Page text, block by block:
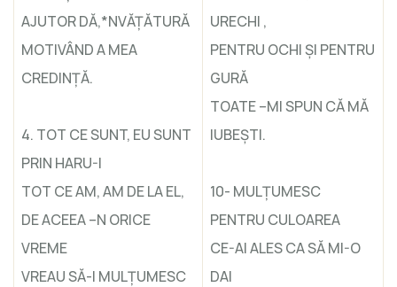
AJUTOR DĂ,*NVĂŢĂTURĂ
MOTIVÂND A MEA
CREDINŢĂ.
4. TOT CE SUNT, EU SUNT
PRIN HARU-I
TOT CE AM, AM DE LA EL,
DE ACEEA –N ORICE
VREME
VREAU SĂ-I MULŢUMESC
URECHI ,
PENTRU OCHI ŞI PENTRU
GURĂ
TOATE –MI SPUN CĂ MĂ
IUBEŞTI.
10- MULŢUMESC
PENTRU CULOAREA
CE-AI ALES CA SĂ MI-O
DAI